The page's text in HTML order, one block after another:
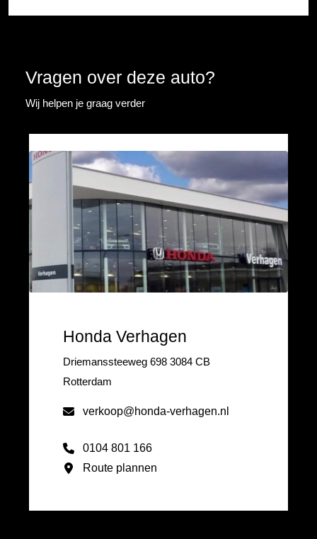
Vragen over deze auto?
Wij helpen je graag verder
Honda Verhagen
Driemanssteeweg 698 3084 CB
Rotterdam
verkoop@honda-verhagen.nl
0104 801 166
Route plannen